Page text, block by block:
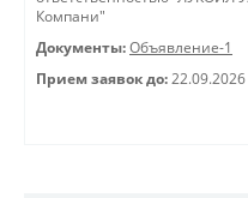
Компани"
Документы: Объявление-1
Прием заявок до: 22.09.2026